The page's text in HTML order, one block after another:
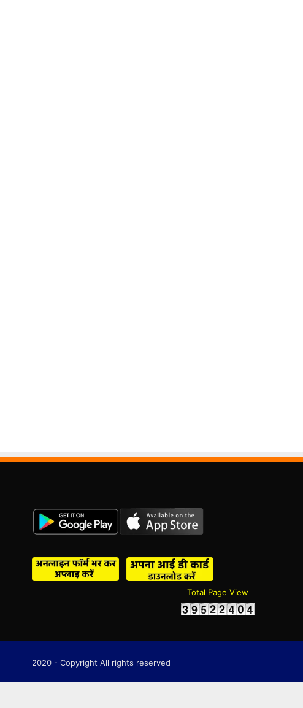
Total Page View
2020 - Copyright All rights reserved